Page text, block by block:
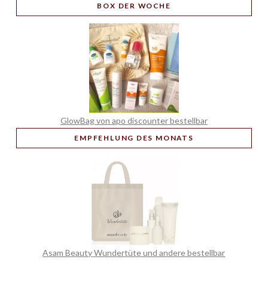
BOX DER WOCHE
GlowBag von apo discounter bestellbar
EMPFEHLUNG DES MONATS
Asam Beauty Wundertüte und andere bestellbar